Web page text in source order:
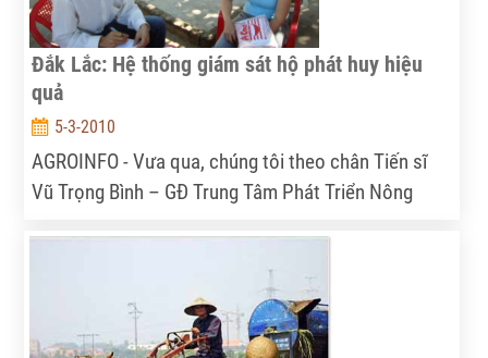
Đắk Lắc: Hệ thống giám sát hộ phát huy hiệu
quả
5-3-2010
AGROINFO - Vưa qua, chúng tôi theo chân Tiến sĩ
Vũ Trọng Bình – GĐ Trung Tâm Phát Triển Nông
tỉnh Đắk Lắc để tìm hiểu về Hệ thống giám sát nông
hộ đang được triển khai ở đây.